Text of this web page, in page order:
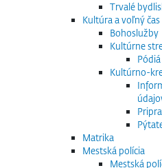
Trvalé
Kultúra a voľný čas
Bohoslužby
Kultúrne
Kultúrno-
Matrika
Mestská polícia
Mestská